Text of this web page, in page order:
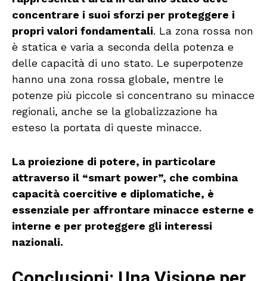
concentrare i suoi sforzi per proteggere i
propri valori fondamentali. La zona rossa non
è statica e varia a seconda della potenza e
delle capacità di uno stato. Le superpotenze
hanno una zona rossa globale, mentre le
potenze più piccole si concentrano su minacce
regionali, anche se la globalizzazione ha
esteso la portata di queste minacce.
La proiezione di potere, in particolare
attraverso il “smart power”, che combina
capacità coercitive e diplomatiche, è
essenziale per affrontare minacce esterne e
interne e per proteggere gli interessi
nazionali.